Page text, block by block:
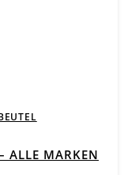
ALLE MARKEN